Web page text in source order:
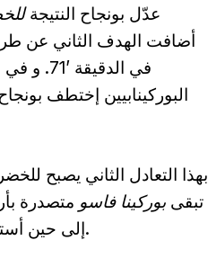
عدّل بونجاح النتيجة
أضافت الهدف الثاني عن
في
البوركينابيين إختطف
بهذا التعادل الثاني يصبح
تبقىبوركينا فاسو متصدرة
إلى حين أستكمال مباراة موريتانيا و أنغولا.